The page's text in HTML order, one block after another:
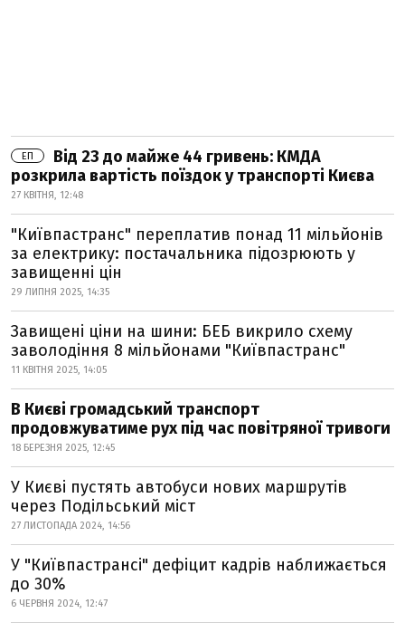
ЕП
Від 23 до майже 44 гривень: КМДА
розкрила вартість поїздок у транспорті Києва
27 КВІТНЯ, 12:48
"Київпастранс" переплатив понад 11 мільйонів
за електрику: постачальника підозрюють у
завищенні цін
29 ЛИПНЯ 2025, 14:35
Завищені ціни на шини: БЕБ викрило схему
заволодіння 8 мільйонами "Київпастранс"
11 КВІТНЯ 2025, 14:05
В Києві громадський транспорт
продовжуватиме рух під час повітряної тривоги
18 БЕРЕЗНЯ 2025, 12:45
У Києві пустять автобуси нових маршрутів
через Подільський міст
27 ЛИСТОПАДА 2024, 14:56
У "Київпастрансі" дефіцит кадрів наближається
до 30%
6 ЧЕРВНЯ 2024, 12:47